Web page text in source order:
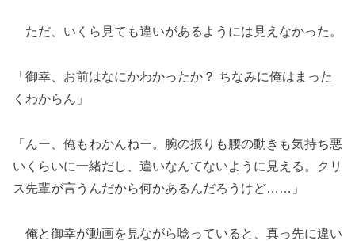
ただ、いくら見ても違いがあるようには見えなかった。
「御幸、お前はなにかわかったか？ ちなみに俺はまった
くわからん」
「んー、俺もわかんねー。腕の振りも腰の動きも気持ち悪
いくらいに一緒だし、違いなんてないように見える。クリ
ス先輩が言うんだから何かあるんだろうけど……」
俺と御幸が動画を見ながら唸っていると、真っ先に違い